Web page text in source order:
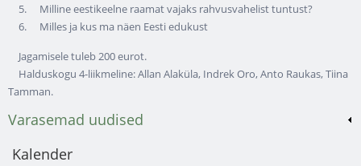
5. Milline eestikeelne raamat vajaks rahvusvahelist tuntust?
6. Milles ja kus ma näen Eesti edukust
Jagamisele tuleb 200 eurot.
Halduskogu 4-liikmeline: Allan Alaküla, Indrek Oro, Anto Raukas, Tiina
Tamman.
Varasemad uudised
Kalender